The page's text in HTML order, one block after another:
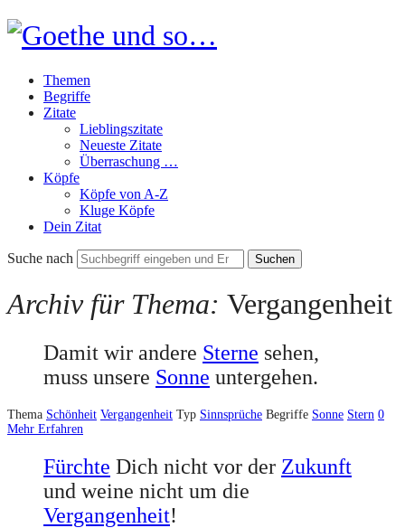
Goethe
und
so…
Themen
Begriffe
Zitate
Lieblingszitate
Neueste Zitate
Überraschung …
Köpfe
Köpfe von A-Z
Kluge Köpfe
Dein Zitat
Suche nach
Archiv für Thema: Vergangenheit
Damit wir andere Sterne sehen,
muss unsere Sonne untergehen.
Thema Schönheit Vergangenheit Typ Sinnsprüche Begriffe Sonne Stern 0
Mehr Erfahren
Fürchte Dich nicht vor der Zukunft
und weine nicht um die
Vergangenheit!